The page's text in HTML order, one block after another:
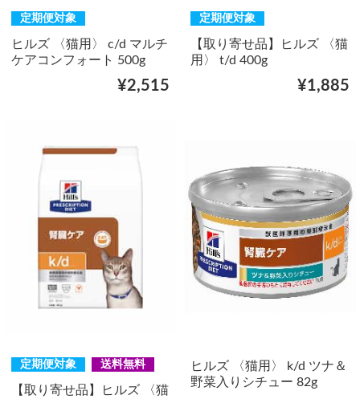
定期便対象
ヒルズ 〈猫用〉 c/d マルチ
ケアコンフォート 500g
¥2,515
定期便対象
【取り寄せ品】ヒルズ 〈猫
用〉 t/d 400g
¥1,885
定期便対象 送料無料
【取り寄せ品】ヒルズ 〈猫
ヒルズ 〈猫用〉 k/d ツナ＆
野菜入りシチュー 82g